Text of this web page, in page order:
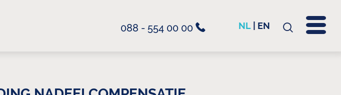
088 - 554 00 00 NL EN
Zoeken